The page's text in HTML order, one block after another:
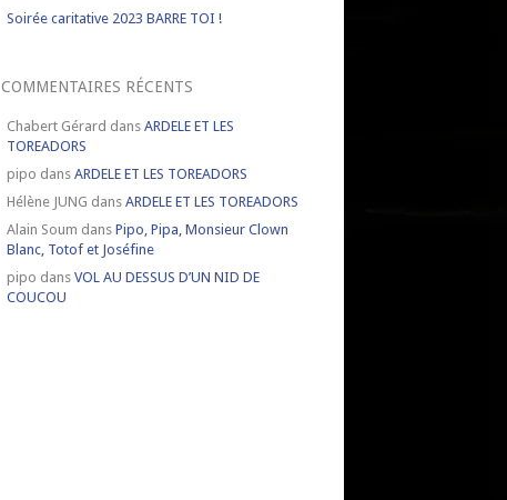
Soirée caritative 2023 BARRE TOI !
COMMENTAIRES RÉCENTS
Chabert Gérard dansARDELE ET LES
TOREADORS
pipo dansARDELE ET LES TOREADORS
Hélène JUNG dansARDELE ET LES TOREADORS
Alain Soum dansPipo, Pipa, Monsieur Clown
Blanc, Totof et Joséfine
pipo dansVOL AU DESSUS D’UN NID DE
COUCOU